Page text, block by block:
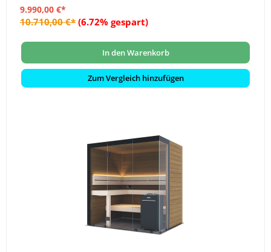
9.990,00 €*
10.710,00 €* (6.72% gespart)
In den Warenkorb
Zum Vergleich hinzufügen